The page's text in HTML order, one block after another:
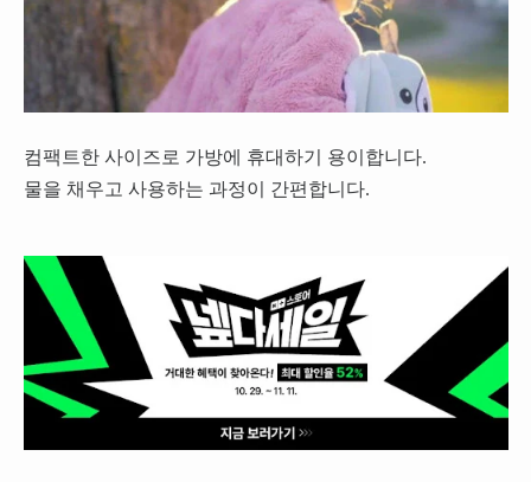
컴팩트한 사이즈로 가방에 휴대하기 용이합니다.
물을 채우고 사용하는 과정이 간편합니다.